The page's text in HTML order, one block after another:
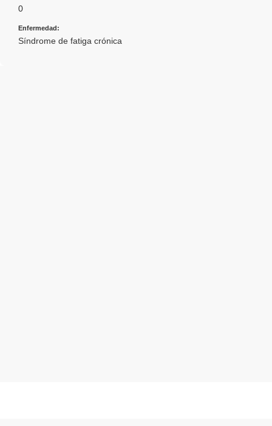
0
Enfermedad:
Síndrome de fatiga crónica